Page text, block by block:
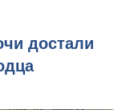
достали